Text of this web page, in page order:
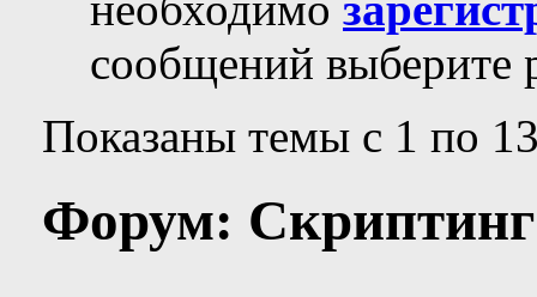
сообщений выберите
Показаны темы с 1 по
Форум: Скриптинг